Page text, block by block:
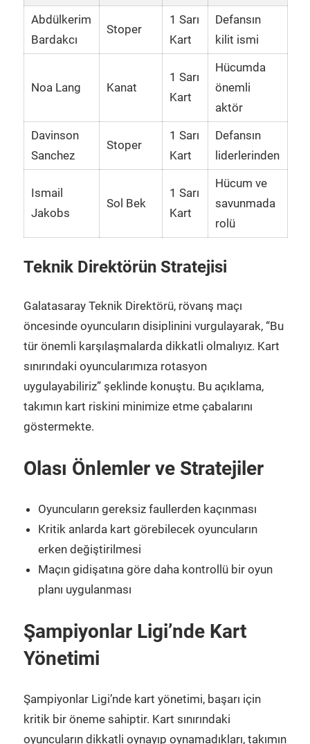
Abdülkerim
Bardakcı
Stoper
1 Sarı
Kart
Defansın
kilit ismi
Noa Lang Kanat
1 Sarı
Kart
Hücumda
önemli
aktör
Davinson
Sanchez
Stoper
1 Sarı
Kart
Defansın
liderlerinden
Ismail
Jakobs
Sol Bek
1 Sarı
Kart
Hücum ve
savunmada
rolü
Teknik Direktörün Stratejisi
Galatasaray Teknik Direktörü, rövanş maçı
öncesinde oyuncuların disiplinini vurgulayarak, “Bu
tür önemli karşılaşmalarda dikkatli olmalıyız. Kart
sınırındaki oyuncularımıza rotasyon
uygulayabiliriz” şeklinde konuştu. Bu açıklama,
takımın kart riskini minimize etme çabalarını
göstermekte.
Olası Önlemler ve Stratejiler
Oyuncuların gereksiz faullerden kaçınması
Kritik anlarda kart görebilecek oyuncuların
erken değiştirilmesi
Maçın gidişatına göre daha kontrollü bir oyun
planı uygulanması
Şampiyonlar Ligi’nde Kart
Yönetimi
Şampiyonlar Ligi’nde kart yönetimi, başarı için
kritik bir öneme sahiptir. Kart sınırındaki
oyuncuların dikkatli oynayıp oynamadıkları, takımın